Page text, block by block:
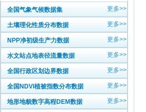
全国气象气候数据集 更多>>
土壤理化性质分布数据 更多>>
NPP净初级生产力数据 更多>>
水文站点地表径流量数据 更多>>
全国行政区划边界数据 更多>>
全国NDVI植被指数分布数据 更多>>
地形地貌数字高程DEM数据 更多>>